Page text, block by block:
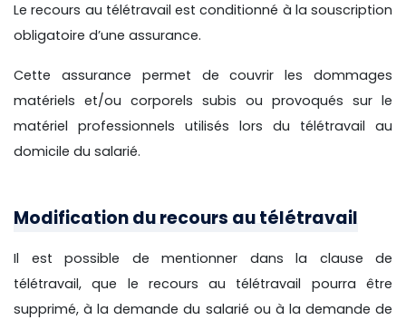
Le recours au télétravail est conditionné à la souscription
obligatoire d’une assurance.
Cette assurance permet de couvrir les dommages
matériels et/ou corporels subis ou provoqués sur le
matériel professionnels utilisés lors du télétravail au
domicile du salarié.
Modification du recours au télétravail
Il est possible de mentionner dans la clause de
télétravail, que le recours au télétravail pourra être
supprimé, à la demande du salarié ou à la demande de